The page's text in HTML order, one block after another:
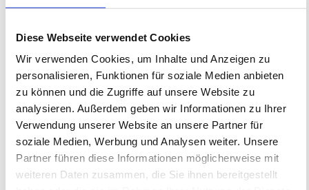
Diese Webseite verwendet Cookies
Wir verwenden Cookies, um Inhalte und Anzeigen zu
personalisieren, Funktionen für soziale Medien anbieten
zu können und die Zugriffe auf unsere Website zu
analysieren. Außerdem geben wir Informationen zu Ihrer
Verwendung unserer Website an unsere Partner für
soziale Medien, Werbung und Analysen weiter. Unsere
Partner führen diese Informationen möglicherweise mit
weiteren Daten zusammen, die Sie ihnen bereitgestellt
Anmeldeschluss 19. August 2026, 15:00 Uhr
Anmelden
inkl. Ausstattung